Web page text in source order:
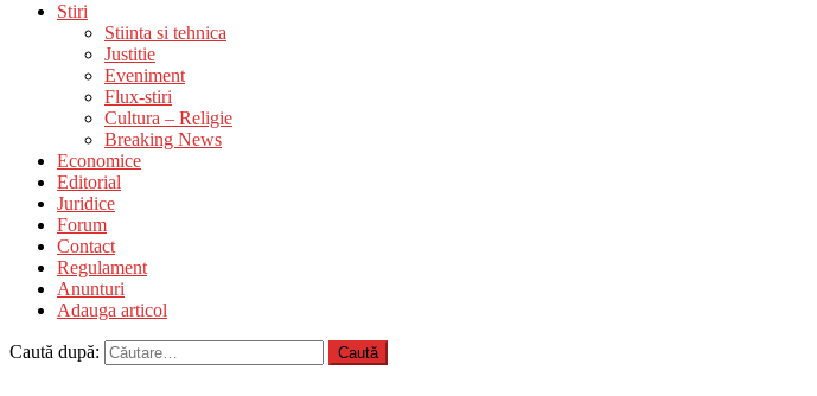
Stiri
Stiinta si tehnica
Justitie
Eveniment
Flux-stiri
Cultura – Religie
Breaking News
Economice
Editorial
Juridice
Forum
Contact
Regulament
Anunturi
Adauga articol
Caută după: